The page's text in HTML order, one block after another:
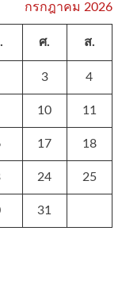
กรกฎาคม 2026
ศ. ส.
3 4
10 11
17 18
24 25
31